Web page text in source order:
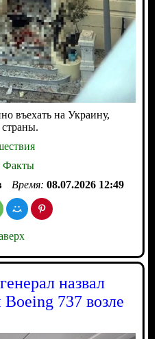
въехать на Украину,
Факты
Время: 08.07.2026 12:49
назвал
737 возле